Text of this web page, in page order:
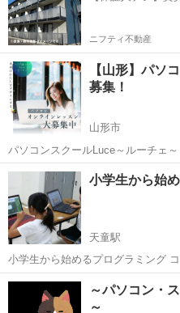
ニフティ不動産
【山形】パソ
募集！
山形市
パソコンスクールLuce～ルーチェ～ はオンラインレッスンも充実‼︎ ・
WEBデザイン ・WEBサイト制作
ンラインレッスン取り扱っており
山形 山形市 Illustrator
小学生から始
天童駅
小学生から始めるプログラミング コンピューターと仲良くなって、新
しい世界の扉を開ける 講師 井澤 茜 まなびの広場 星の家代表 ◇
月2回3,520円
山形 天童市 天童駅 プ
～パソコン・
～